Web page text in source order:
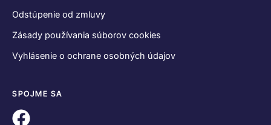
Odstúpenie od zmluvy
Zásady používania súborov cookies
Vyhlásenie o ochrane osobných údajov
SPOJME SA